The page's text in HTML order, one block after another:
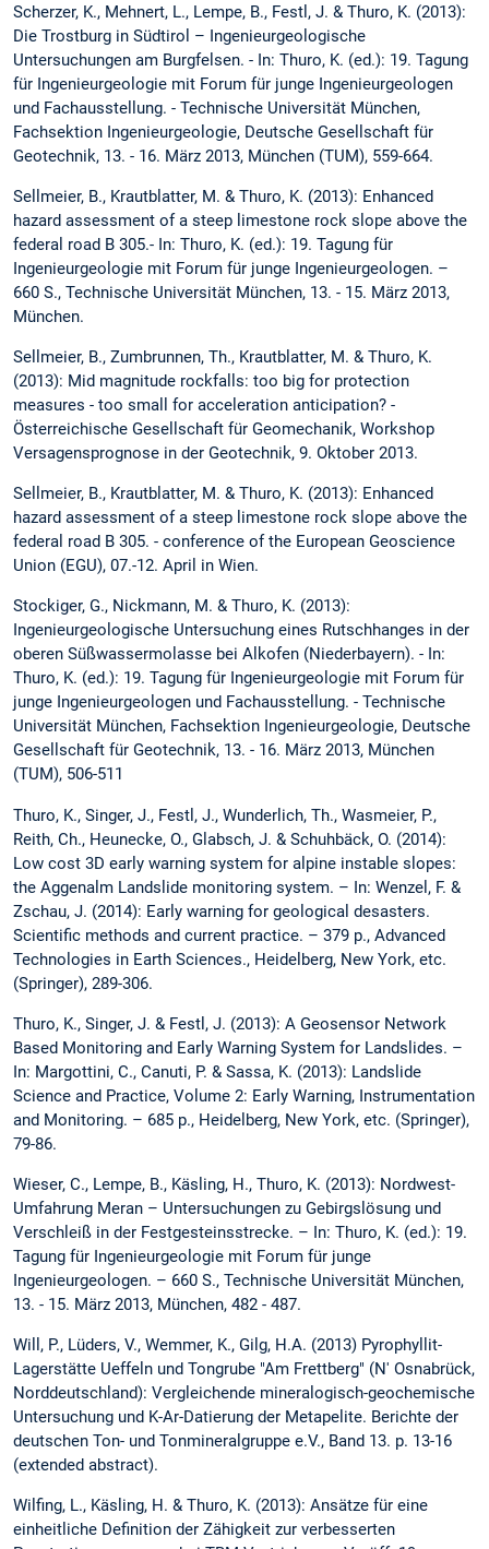
Scherzer, K., Mehnert, L., Lempe, B., Festl, J. & Thuro, K. (2013):
Die Trostburg in Südtirol – Ingenieurgeologische
Untersuchungen am Burgfelsen. - In: Thuro, K. (ed.): 19. Tagung
für Ingenieurgeologie mit Forum für junge Ingenieurgeologen
und Fachausstellung. - Technische Universität München,
Fachsektion Ingenieurgeologie, Deutsche Gesellschaft für
Geotechnik, 13. - 16. März 2013, München (TUM), 559-664.
Sellmeier, B., Krautblatter, M. & Thuro, K. (2013): Enhanced
hazard assessment of a steep limestone rock slope above the
federal road B 305.- In: Thuro, K. (ed.): 19. Tagung für
Ingenieurgeologie mit Forum für junge Ingenieurgeologen. –
660 S., Technische Universität München, 13. - 15. März 2013,
München.
Sellmeier, B., Zumbrunnen, Th., Krautblatter, M. & Thuro, K.
(2013): Mid magnitude rockfalls: too big for protection
measures - too small for acceleration anticipation? -
Österreichische Gesellschaft für Geomechanik, Workshop
Versagensprognose in der Geotechnik, 9. Oktober 2013.
Sellmeier, B., Krautblatter, M. & Thuro, K. (2013): Enhanced
hazard assessment of a steep limestone rock slope above the
federal road B 305. - conference of the European Geoscience
Union (EGU), 07.-12. April in Wien.
Stockiger, G., Nickmann, M. & Thuro, K. (2013):
Ingenieurgeologische Untersuchung eines Rutschhanges in der
oberen Süßwassermolasse bei Alkofen (Niederbayern). - In:
Thuro, K. (ed.): 19. Tagung für Ingenieurgeologie mit Forum für
junge Ingenieurgeologen und Fachausstellung. - Technische
Universität München, Fachsektion Ingenieurgeologie, Deutsche
Gesellschaft für Geotechnik, 13. - 16. März 2013, München
(TUM), 506-511
Thuro, K., Singer, J., Festl, J., Wunderlich, Th., Wasmeier, P.,
Reith, Ch., Heunecke, O., Glabsch, J. & Schuhbäck, O. (2014):
Low cost 3D early warning system for alpine instable slopes:
the Aggenalm Landslide monitoring system. – In: Wenzel, F. &
Zschau, J. (2014): Early warning for geological desasters.
Scientific methods and current practice. – 379 p., Advanced
Technologies in Earth Sciences., Heidelberg, New York, etc.
(Springer), 289-306.
Thuro, K., Singer, J. & Festl, J. (2013): A Geosensor Network
Based Monitoring and Early Warning System for Landslides. –
In: Margottini, C., Canuti, P. & Sassa, K. (2013): Landslide
Science and Practice, Volume 2: Early Warning, Instrumentation
and Monitoring. – 685 p., Heidelberg, New York, etc. (Springer),
79-86.
Wieser, C., Lempe, B., Käsling, H., Thuro, K. (2013): Nordwest-
Umfahrung Meran – Untersuchungen zu Gebirgslösung und
Verschleiß in der Festgesteinsstrecke. – In: Thuro, K. (ed.): 19.
Tagung für Ingenieurgeologie mit Forum für junge
Ingenieurgeologen. – 660 S., Technische Universität München,
13. - 15. März 2013, München, 482 - 487.
Will, P., Lüders, V., Wemmer, K., Gilg, H.A. (2013) Pyrophyllit-
Lagerstätte Ueffeln und Tongrube "Am Frettberg" (N' Osnabrück,
Norddeutschland): Vergleichende mineralogisch-geochemische
Untersuchung und K-Ar-Datierung der Metapelite. Berichte der
deutschen Ton- und Tonmineralgruppe e.V., Band 13. p. 13-16
(extended abstract).
Wilfing, L., Käsling, H. & Thuro, K. (2013): Ansätze für eine
einheitliche Definition der Zähigkeit zur verbesserten